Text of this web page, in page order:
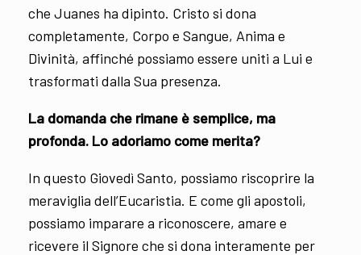
che Juanes ha dipinto. Cristo si dona
completamente, Corpo e Sangue, Anima e
Divinità, affinché possiamo essere uniti a Lui e
trasformati dalla Sua presenza.
La domanda che rimane è semplice, ma
profonda. Lo adoriamo come merita?
In questo Giovedì Santo, possiamo riscoprire la
meraviglia dell’Eucaristia. E come gli apostoli,
possiamo imparare a riconoscere, amare e
ricevere il Signore che si dona interamente per